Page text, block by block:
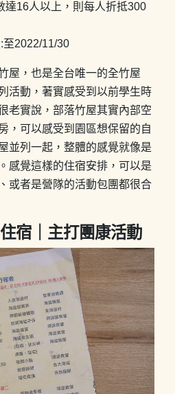
達16人以上，則每人折抵300
2022/11/30
屋，也是全台唯一的全竹屋
活動，著實感受到以前學生時
老實說，部落竹屋其實內部空
，可以感受到園區想保留的自
並列一起，整體的感覺就像是
感覺這樣的住宿安排，可以是
或者是營隊的活動包團都很合
宿｜主打團康活動